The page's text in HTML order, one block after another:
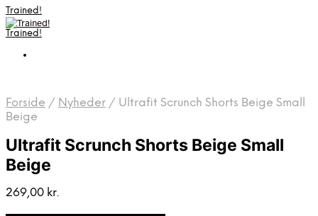
Trained!
Trained!
Forside / Nyheder / Ultrafit Scrunch Shorts Beige Small
Beige
Ultrafit Scrunch Shorts Beige Small
Beige
269,00 kr.